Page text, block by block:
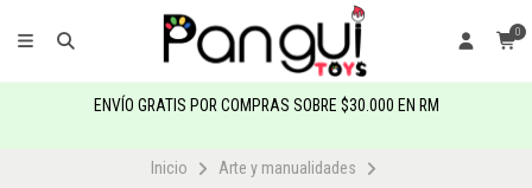
0
ENVÍO GRATIS POR COMPRAS SOBRE $30.000 EN RM
Inicio
Arte y manualidades